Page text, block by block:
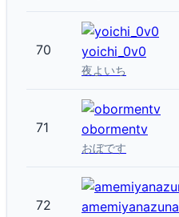
70 yoichi_0v0
夜よいち
71 obormentv
おぼです
72 amemiyanazuna